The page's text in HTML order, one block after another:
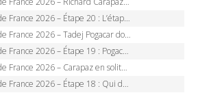
– Étape 20 : L’étape reine, Galibier, Sarenne, Alpe d’Huez, qui succédera à Pogacar ?
– Tadej Pogacar dompte l’Alpe d’Huez, 5e victoire, record de Pantani pulvérisé
2026 – Étape 19 : Pogacar peut-il enfin dompter l’Alpe d’Huez ?
– Carapaz en solitaire à Orcières-Merlette, Paret-Peintre à un point du maillot à pois
– Étape 18 : Qui domptera Orcières-Merlette, première marche vers l’Alpe d’Huez ?